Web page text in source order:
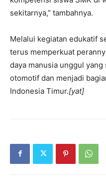
sekitarnya,” tambahnya.
Melalui kegiatan edukatif
terus memperkuat
daya manusia unggul
otomotif dan menjadi
Indonesia Timur.[yat]